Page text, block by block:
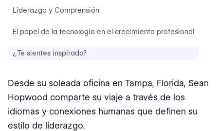
Liderazgo y Comprensión
El papel de la tecnología en el crecimiento profesional
¿Te sientes inspirado?
Desde su soleada oficina en Tampa, Florida, Sean
Hopwood comparte su viaje a través de los
idiomas y conexiones humanas que definen su
estilo de liderazgo.